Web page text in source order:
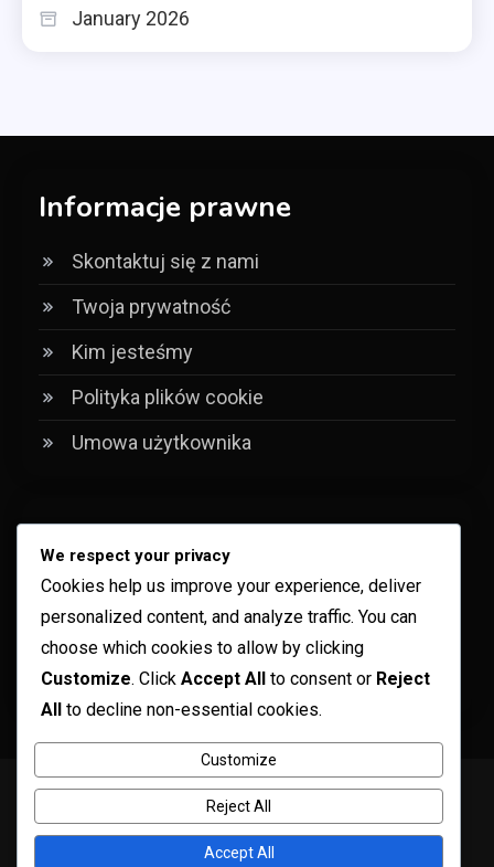
January 2026
Informacje prawne
Skontaktuj się z nami
Twoja prywatność
Kim jesteśmy
Polityka plików cookie
Umowa użytkownika
Kategorie
Analiza porównań historycznych
Analiza strategii meczowych
Analiza Wydajności Zespołu
Copyright © ogma blog 2026Proudly powered by WordPress
Theme: ogma-blog byMystery Themes
Twoja prywatność
We respect your privacy
Cookies help us improve your experience, deliver
personalized content, and analyze traffic. You can
choose which cookies to allow by clicking
Customize. Click Accept All to consent or Reject
All to decline non-essential cookies.
Customize
Reject All
Accept All